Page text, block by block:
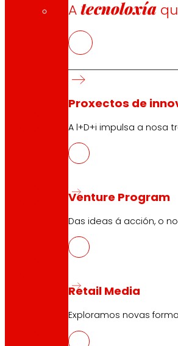
Atecnoloxía
Proxectos de
A l+D+i impulsa a
Venture Program
Das ideas á acción, o
Retail Media
Exploramos novas